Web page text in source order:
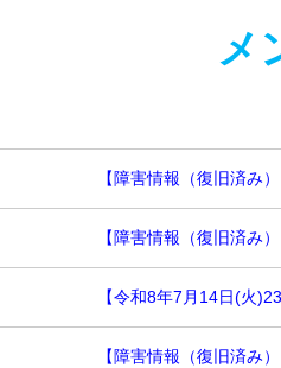
メ
【障害情報（復旧済み
【障害情報（復旧済み
【令和8年7月14日(火
【障害情報（復旧済み